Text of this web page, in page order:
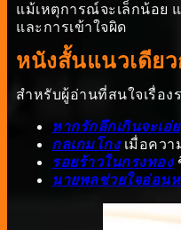
แม้เหตุการณ์จะเล็กน้อย
และการเข้าใจผิด
หนังสั้นแนวเดีย
สำหรับผู้อ่านที่สนใจเรื่อ
หากรักลึกเกินจะเอ่ย
กลเกมโกงเมื่อควา
รอยร้าวในกรงทอง
นายพลช่วยใจอ่อน